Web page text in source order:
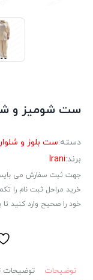
ست شومیز و
دسته:ست بلوز و شلوار
برند:Irani
جهت ثبت سفارش می
خرید مراحل ثبت نام را
خود را صحیح وارد کنید
توضیحات توضیحات